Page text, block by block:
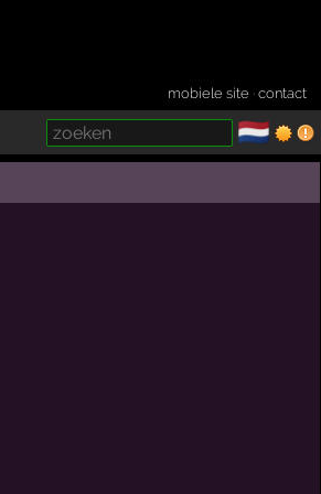
mobiele site ·contact
🇳🇱